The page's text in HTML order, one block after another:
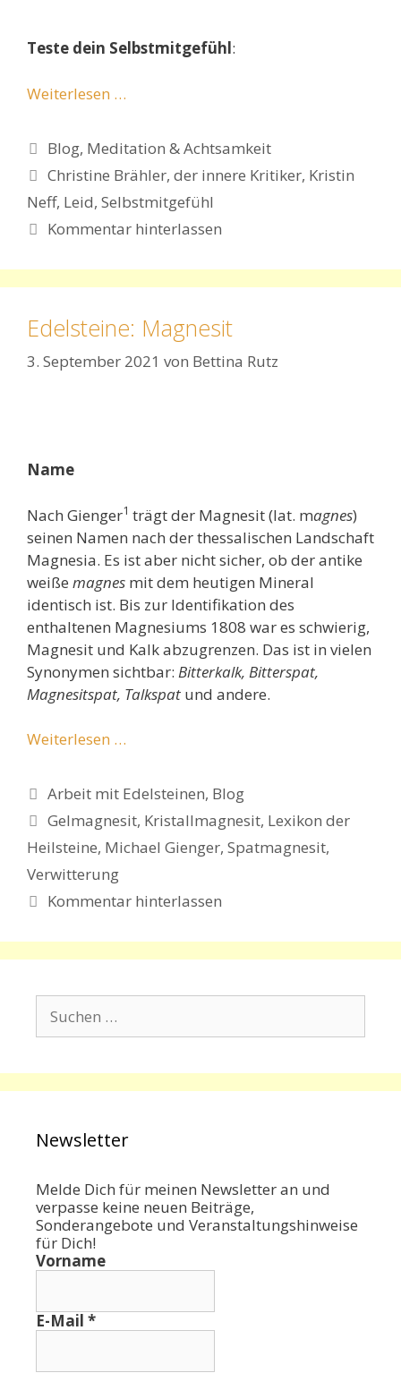
Teste dein Selbstmitgefühl:
Weiterlesen …
Kategorien
Blog, Meditation & Achtsamkeit
Schlagwörter
Christine Brähler,der innere Kritiker, Kristin
Neff, Leid, Selbstmitgefühl
Kommentar hinterlassen
Edelsteine: Magnesit
3. September 2021 von Bettina Rutz
Name
Nach Gienger1 trägt der Magnesit (lat. magnes)
seinen Namen nach der thessalischen Landschaft
Magnesia. Es ist aber nicht sicher, ob der antike
weiße magnes mit dem heutigen Mineral
identisch ist. Bis zur Identifikation des
enthaltenen Magnesiums 1808 war es schwierig,
Magnesit und Kalk abzugrenzen. Das ist in vielen
Synonymen sichtbar: Bitterkalk, Bitterspat,
Magnesitspat, Talkspat und andere.
Weiterlesen …
Kategorien
Arbeit mit Edelsteinen, Blog
Schlagwörter
Gelmagnesit, Kristallmagnesit, Lexikon der
Heilsteine, Michael Gienger, Spatmagnesit,
Verwitterung
Kommentar hinterlassen
nach:
Newsletter
Melde Dich für meinen Newsletter an und
verpasse keine neuen Beiträge,
Sonderangebote und Veranstaltungshinweise
für Dich!
Vorname
E-Mail *